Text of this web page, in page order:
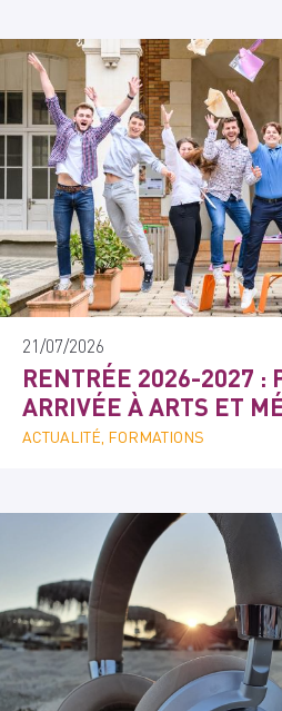
21/07/2026
RENTRÉE 2026-2027 :
ARRIVÉE À ARTS ET
ACTUALITÉ, FORMATIONS